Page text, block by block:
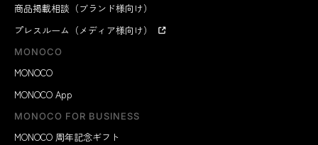
商品掲載相談（ブランド様向け）
プレスルーム（メディア様向け）
MONOCO
MONOCO
MONOCO App
MONOCO FOR BUSINESS
MONOCO 周年記念ギフト